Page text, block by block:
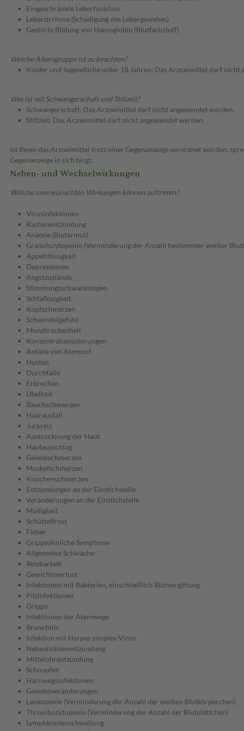
Eingeschränkte Leberfunktion
Leberzirrhose (Schädigung des Lebergewebes)
Gestörte Bildung von Hämoglobin (Blutfarbstoff)
Welche Altersgruppe ist zu beachten?
Kinder und Jugendliche unter 18 Jahren: Das Arzneimittel darf nicht
Was ist mit Schwangerschaft und Stillzeit?
Schwangerschaft: Das Arzneimittel darf nicht angewendet werden.
Stillzeit: Das Arzneimittel darf nicht angewendet werden.
Ist Ihnen das Arzneimittel trotz einer Gegenanzeige verordnet worden,
Gegenanzeige in sich birgt.
Neben- und Wechselwirkungen
Welche unerwünschten Wirkungen können auftreten?
Virusinfektionen
Rachenentzündung
Anämie (Blutarmut)
Granulozytopenie (Verminderung der Anzahl bestimmter weißer
Appetitlosigkeit
Depressionen
Angstzustände
Stimmungsschwankungen
Schlaflosigkeit
Kopfschmerzen
Schwindelgefühl
Mundtrockenheit
Konzentrationsstörungen
Anfälle von Atemnot
Husten
Durchfälle
Erbrechen
Übelkeit
Bauchschmerzen
Haarausfall
Juckreiz
Austrocknung der Haut
Hautausschlag
Gelenkschmerzen
Muskelschmerzen
Knochenschmerzen
Entzündungen an der Einstichstelle
Veränderungen an der Einstichstelle
Müdigkeit
Schüttelfrost
Fieber
Grippeähnliche Symptome
Allgemeine Schwäche
Reizbarkeit
Gewichtsverlust
Infektionen mit Bakterien, einschließlich Blutvergiftung
Pilzinfektionen
Grippe
Infektionen der Atemwege
Bronchitis
Infektion mit Herpes simplex-Viren
Nebenhöhlenentzündung
Mittelohrentzündung
Schnupfen
Harnwegsinfektionen
Gewebsveränderungen
Leukopenie (Verminderung der Anzahl der weißen Blutkörperchen)
Thrombozytopenie (Verminderung der Anzahl der Blutplättchen)
Lymphknotenschwellung